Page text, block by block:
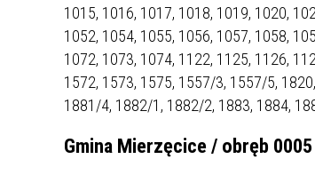
INFORMACJE KRUS
SZANSA – FORMY AKTYWNEGO
ZREWITALIZOWANEGO
POMOC ZDROWOTNA DLA
NAUCZYCIELI
1015, 1016, 1017, 1018, 1019, 1020,
1052, 1054, 1055, 1056, 1057, 1058,
1072, 1073, 1074, 1122, 1125, 1126,
1572, 1573, 1575, 1557/3, 1557/5,
1881/4, 1882/1, 1882/2, 1883, 1884,
Gmina Mierzęcice / obręb